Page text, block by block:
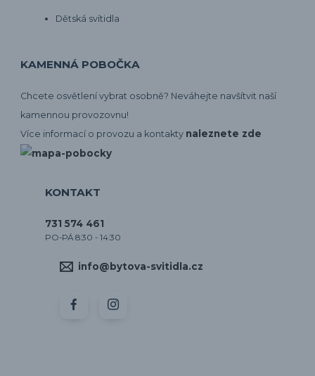
Dětská svítidla
KAMENNÁ POBOČKA
Chcete osvětlení vybrat osobně? Neváhejte navšítvit naší
kamennou provozovnu!
Více informací o provozu a kontakty naleznete zde
KONTAKT
731 574 461
PO-PÁ 8:30 - 14:30
info@bytova-svitidla.cz